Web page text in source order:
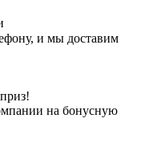
и мы доставим
на бонусную